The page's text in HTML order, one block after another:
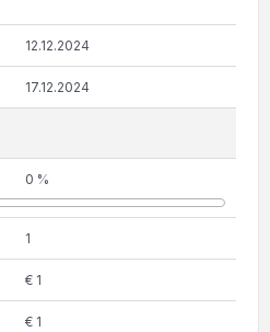
12.12.2024
17.12.2024
0 %
1
€ 1
€ 1